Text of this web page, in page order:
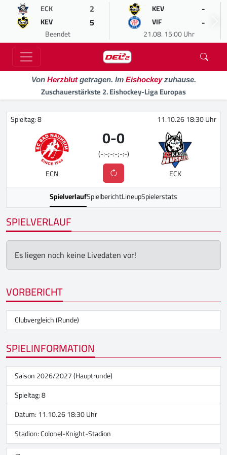
ECK 2
KEV 5
Beendet
KEV -
VIF -
21.08. 15:00 Uhr
Von Herzblutgetragen. Im Eishockeyzuhause.
Zuschauerstärkste 2. Eishockey-Liga Europas
Spieltag: 8 11.10.26 18:30 Uhr
ECN
0-0
(-:-;-:-;-:-)
ECK
SpielverlaufSpielberichtLineupSpielerstats
SPIELVERLAUF
Es liegen noch keine Livedaten vor!
VORBERICHT
Clubvergleich (Runde)
SPIELINFORMATION
Saison 2026/2027 (Hauptrunde)
Spieltag: 8
Datum: 11.10.26 18:30 Uhr
Stadion:Colonel-Knight-Stadion